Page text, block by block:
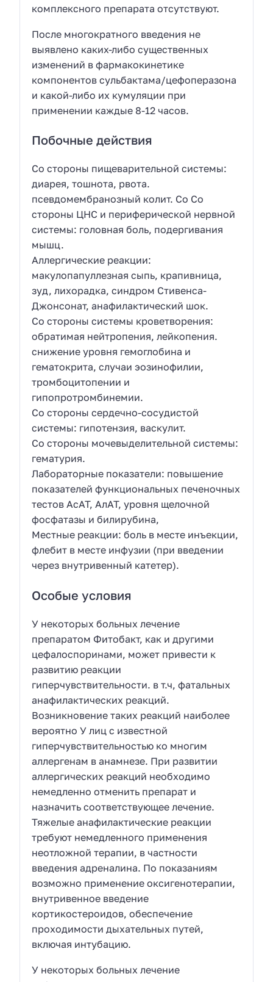
комплексного препарата отсутствуют.
После многократного введения не
выявлено каких-либо существенных
изменений в фармакокинетике
компонентов сульбактама/цефоперазона
и какой-либо их кумуляции при
применении каждые 8-12 часов.
Побочные действия
Со стороны пищеварительной системы:
диарея, тошнота, рвота.
псевдомембранозный колит. Со Cо
стороны ЦНС и периферической нервной
системы: головная боль, подергивания
мышц.
Аллергические реакции:
макулопапуллезная сыпь, крапивница,
зуд, лихорадка, синдром Стивенса-
Джонсонат, анафилактический шок.
Со стороны системы кроветворения:
обратимая нейтропения, лейкопения.
снижение уровня гемоглобина и
гематокрита, случаи эозинофилии,
тромбоцитопении и
гипопротромбинемии.
Со стороны сердечно-сосудистой
системы: гипотензия, васкулит.
Со стороны мочевыделительной системы:
гематурия.
Лабораторные показатели: повышение
показателей функциональных печеночных
тестов АсАТ, АлАТ, уровня щелочной
фосфатазы и билирубина,
Местные реакции: боль в месте инъекции,
флебит в месте инфузии (при введении
через внутривенный катетер).
Особые условия
У некоторых больных лечение
препаратом Фитобакт, как и другими
цефалоспоринами, может привести к
развитию реакции
гиперчувствительности. в т.ч, фатальных
анафилактических реакций.
Возникновение таких реакций наиболее
вероятно У лиц с известной
гиперчувствительностью ко многим
аллергенам в анамнезе. При развитии
аллергических реакций необходимо
немедленно отменить препарат и
назначить соответствующее лечение.
Тяжелые анафилактические реакции
требуют немедленного применения
неотложной терапии, в частности
введения адреналина. По показаниям
возможно применение оксигенотерапии,
внутривенное введение
кортикостероидов, обеспечение
проходимости дыхательных путей,
включая интубацию.
У некоторых больных лечение